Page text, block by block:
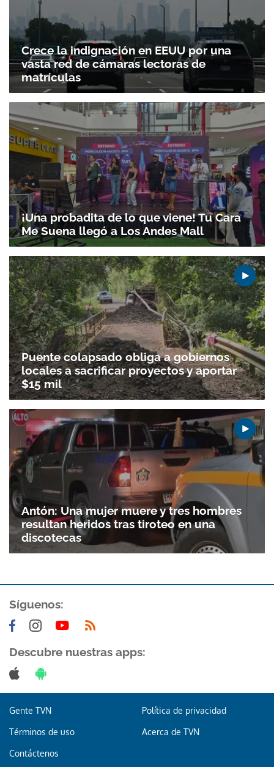
Gracias por suscribirte a nuestro boletín.
ACEPTAR
Crece la indignación en EEUU por una
vasta red de cámaras lectoras de
matrículas
¡Una probadita de lo que viene! Tu Cara
Me Suena llegó a Los Andes Mall
Puente colapsado obliga a gobiernos
locales a sacrificar proyectos y aportar
$15 mil
Antón: Una mujer muere y tres hombres
resultan heridos tras tiroteo en una
discotecas
Síguenos:
Descubre nuestras apps:
Gente TVN Política de privacidad
Términos de uso Acerca de TVN
Contáctenos